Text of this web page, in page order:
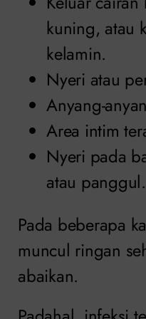
kuning, atau
kelamin.
Nyeri atau
Anyang-
Area intim
Nyeri pada
atau panggul.
Pada beberapa
muncul ringan
abaikan.